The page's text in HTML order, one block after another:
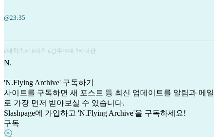
@23:35
#대학축제 #대축 #광주여대 #카다판
N.
'N.Flying Archive' 구독하기
사이트를 구독하면 새 포스트 등 최신 업데이트를 알림과 메일
로 가장 먼저 받아보실 수 있습니다.
Slashpage에 가입하고 'N.Flying Archive'을 구독하세요!
구독